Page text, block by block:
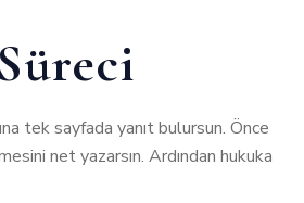
tek sayfada yanıt bulursun. Önce
net yazarsın. Ardından hukuka